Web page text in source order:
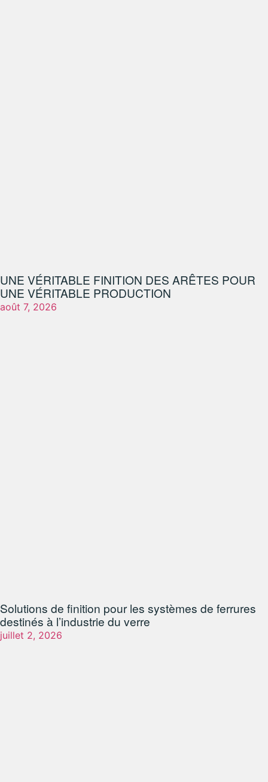
UNE VÉRITABLE FINITION DES ARÊTES POUR
UNE VÉRITABLE PRODUCTION
août 7, 2026
Solutions de finition pour les systèmes de ferrures
destinés à l’industrie du verre
juillet 2, 2026